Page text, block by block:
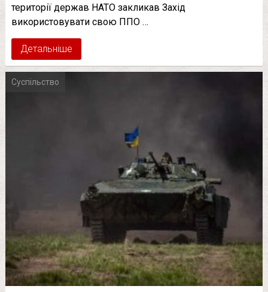
території держав НАТО закликав Захід
використовувати свою ППО …
Детальніше
Суспільство